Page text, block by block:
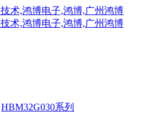
HBM32G030系列